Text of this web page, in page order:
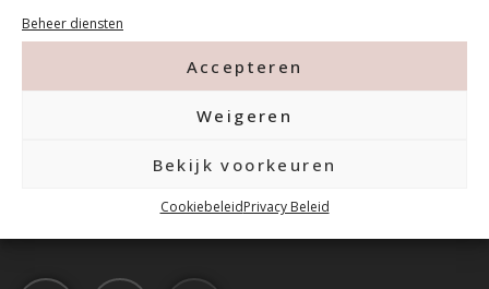
Beheer diensten
Accepteren
Weigeren
Bekijk voorkeuren
CookiebeleidPrivacy Beleid
Contact
info@mfacademy.nl